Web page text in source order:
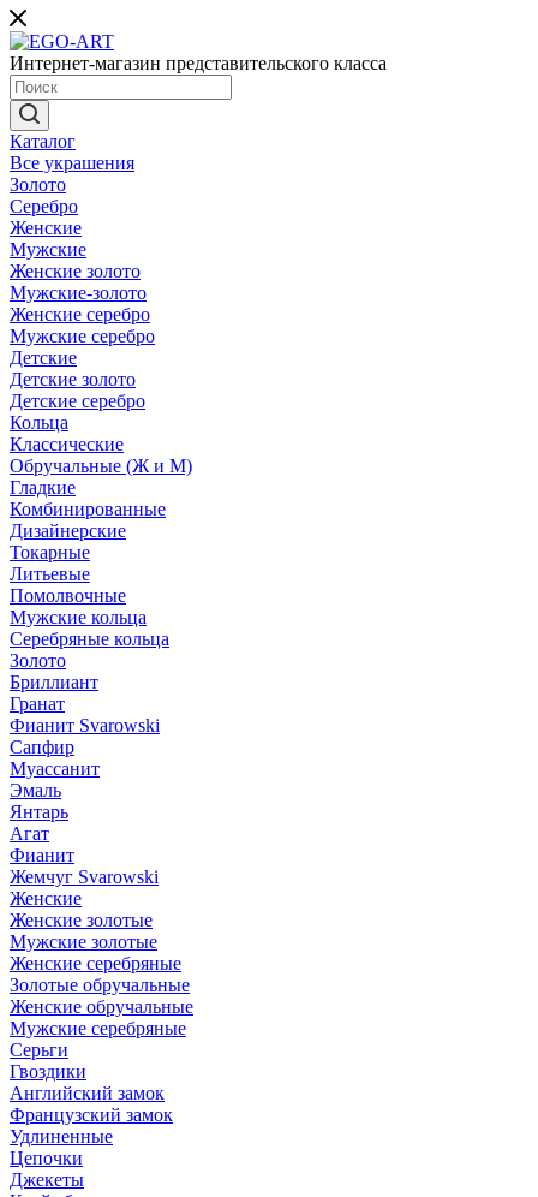
Интернет-магазин представительского класса
Каталог
Все украшения
Золото
Серебро
Женские
Мужские
Женские золото
Мужские-золото
Женские серебро
Мужские серебро
Детские
Детские золото
Детские серебро
Кольца
Классические
Обручальные (Ж и М)
Гладкие
Комбинированные
Дизайнерские
Токарные
Литьевые
Помолвочные
Мужские кольца
Серебряные кольца
Золото
Бриллиант
Гранат
Фианит Svarowski
Сапфир
Муассанит
Эмаль
Янтарь
Агат
Фианит
Жемчуг Svarowski
Женские
Женские золотые
Мужские золотые
Женские серебряные
Золотые обручальные
Женские обручальные
Мужские серебряные
Серьги
Гвоздики
Английский замок
Французский замок
Удлиненные
Цепочки
Джекеты